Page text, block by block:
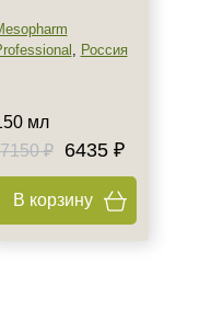
, Россия
мл
7150 ₽
6435 ₽
В корзину